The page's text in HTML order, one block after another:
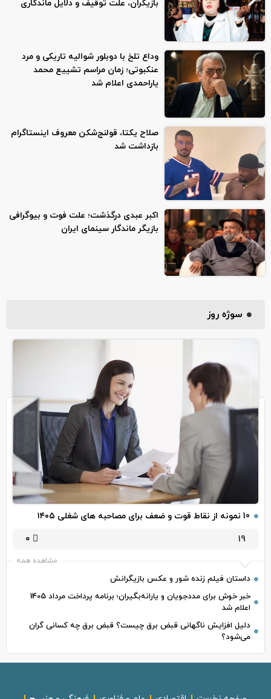
بازیگران، علت توقیف و دلایل ماندگاری
وداع تلخ با دوبلور شوالیه تاریکی و مرد
عنکبوتی؛ زمان مراسم تشییع محمد
یاراحمدی اعلام شد
صلاح یکتا، قولنج‌شکن معروف اینستاگرام
بازداشت شد
اکبر عبدی درگذشت؛ علت فوت و بیوگرافی
بازیگر ماندگار سینمای ایران
سوژه روز
10 نمونه از نقاط قوت و ضعف برای مصاحبه‌ های شغلی ۱۴۰۵
19
0
مشاهده همه
داستان فیلم زنده شور و عکس بازیگرانش
خبر خوش برای مددجویان و یارانه‌بگیران؛ برنامه پرداخت مرداد 1405
اعلام شد
دلیل افزایش ناگهانی قبض برق چیست؟ قبض برق چه کسانی گران
می‌شود؟